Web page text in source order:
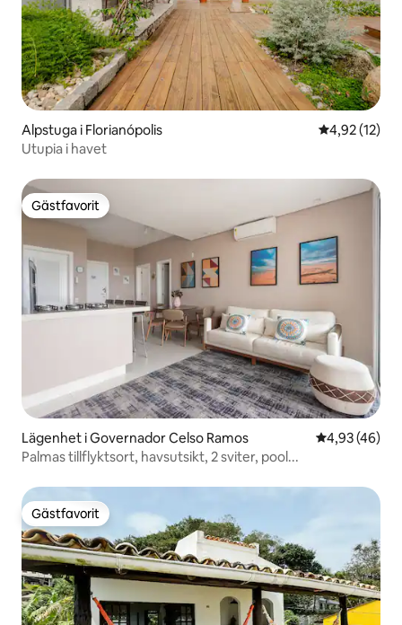
Alpstuga i Florianópolis 4,92 av 5 i
4,92 (12)
Utupia i havet
Gästfavorit
Gästfavorit
Lägenhet i Governador Celso Ramos 4,93 av 5 i
4,93 (46)
Palmas tillflyktsort, havsutsikt, 2 sviter, pool...
Gästfavorit
Gästfavorit